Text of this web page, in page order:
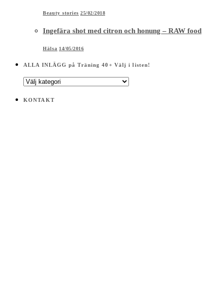
Beauty stories 25/02/2018
Ingefära shot med citron och honung – RAW food
Hälsa 14/05/2016
ALLA INLÄGG på Träning 40+ Välj i listen!
ALLA
på
KONTAKT